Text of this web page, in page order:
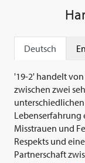
Deutsch
'19-2' handelt
zwischen zwei
Lebenserfahrung
Misstrauen und
Respekts und
Partnerschaft